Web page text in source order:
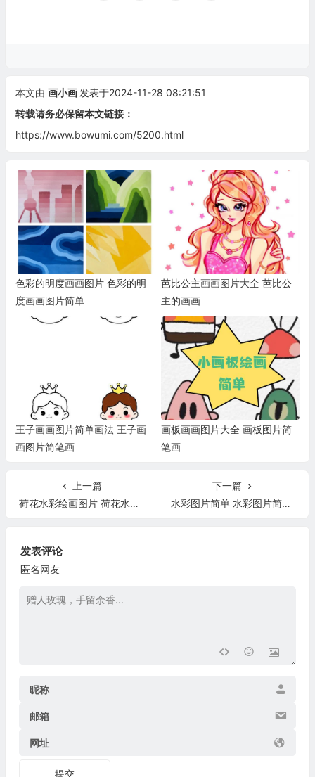
本文由 画小画 发表于2024-11-28 08:21:51
转载请务必保留本文链接：
https://www.bowumi.com/5200.html
色彩的明度画画图片 色彩的明
度画画图片简单
芭比公主画画图片大全 芭比公
主的画画
王子画画图片简单画法 王子画
画图片简笔画
画板画画图片大全 画板图片简
笔画
上一篇
荷花水彩绘画图片 荷花水彩绘画图片大全
下一篇
水彩图片简单 水彩图片简单蛋糕
发表评论
匿名网友
昵称
邮箱
网址
提交